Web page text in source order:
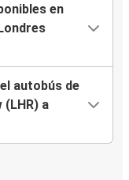
en
autobús de
a